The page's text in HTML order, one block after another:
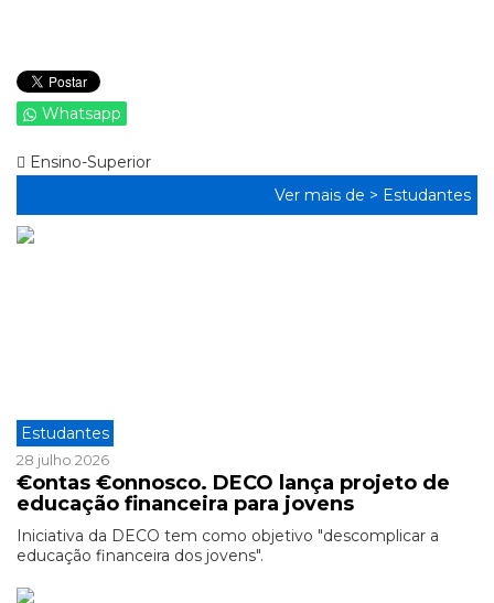
Whatsapp
Ensino-Superior
Ver mais de > Estudantes
Estudantes
28 julho 2026
€ontas €onnosco. DECO lança projeto de
educação financeira para jovens
Iniciativa da DECO tem como objetivo "descomplicar a
educação financeira dos jovens".